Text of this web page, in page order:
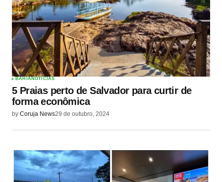
BAHIANOTÍCIAS
5 Praias perto de Salvador para curtir de
forma econômica
by Coruja News29 de outubro, 2024